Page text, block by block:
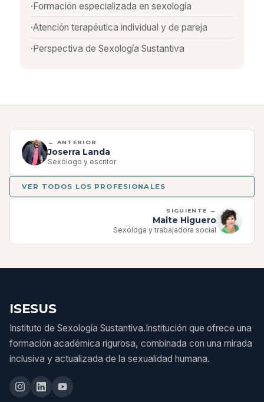
Formación especializada en sexología
Atención terapéutica individual y de pareja
Perspectiva de Sexología Sustantiva
← ANTERIOR
Joserra Landa
Sexólogo y escritor
VER TODOS LOS PROFESIONALES
SIGUIENTE →
Maite Higuero
Sexóloga y trabajadora social
ISESUS
Instituto de Sexología Sustantiva.Institución que ofrece una
formación académica rigurosa, combinada con una mirada
inclusiva y actualizada de la sexualidad humana.